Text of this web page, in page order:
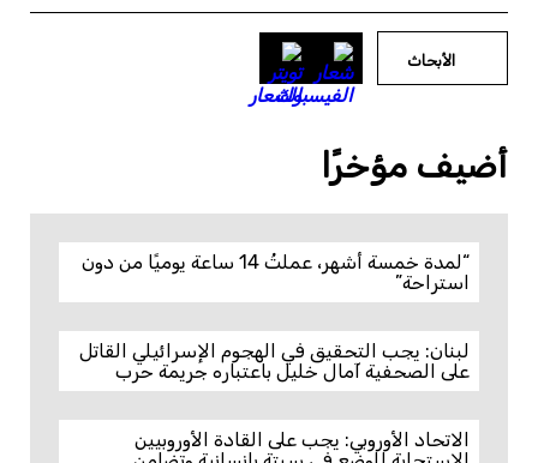
الأبحاث
أضيف مؤخرًا
“لمدة خمسة أشهر، عملتُ 14 ساعة يوميًا من دون
استراحة”
لبنان: يجب التحقيق في الهجوم الإسرائيلي القاتل
على الصحفية آمال خليل باعتباره جريمة حرب
الاتحاد الأوروبي: يجب على القادة الأوروبيين